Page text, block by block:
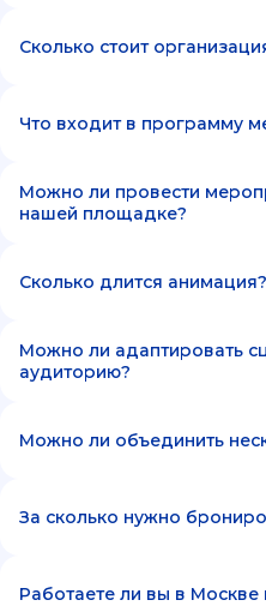
Сколько стоит
Что входит в программу
Можно ли провести
нашей площадке?
Сколько длится анимация?
Можно ли адаптировать
аудиторию?
Можно ли объединить
За сколько нужно
Работаете ли вы в Москве